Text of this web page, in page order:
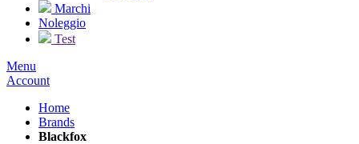
Marchi
Noleggio
Test
Menu
Account
Home
Brands
Blackfox